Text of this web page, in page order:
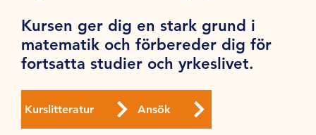
Kursen ger dig en stark grund i
matematik och förbereder dig för
fortsatta studier och yrkeslivet.
Kurslitteratur Ansök